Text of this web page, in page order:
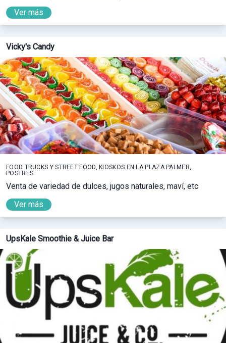
Ver más
Vicky's Candy
FOOD TRUCKS Y STREET FOOD, KIOSKOS EN LA PLAZA PALMER,
POSTRES
Venta de variedad de dulces, jugos naturales, maví, etc
Ver más
UpsKale Smoothie & Juice Bar